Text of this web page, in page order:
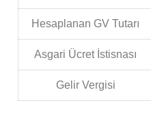
Hesaplanan GV Tutarı
Asgari Ücret İstisnası
Gelir Vergisi